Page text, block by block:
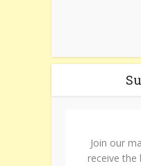
Join our
receive